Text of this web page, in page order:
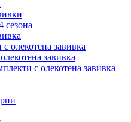
сезона
олекотена завивка
завивка
с олекотена завивка